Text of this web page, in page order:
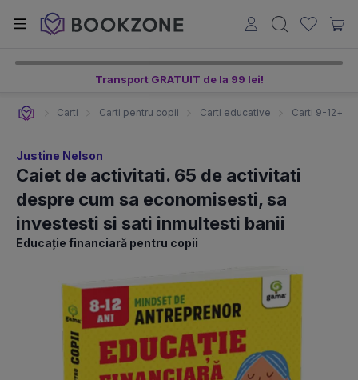
Transport GRATUIT de la 99 lei!
Carti Carti pentru copii Carti educative Carti 9-12+ ani
Justine Nelson
Caiet de activitati. 65 de activitati
despre cum sa economisesti, sa
investesti si sati inmultesti banii
Educație financiară pentru copii